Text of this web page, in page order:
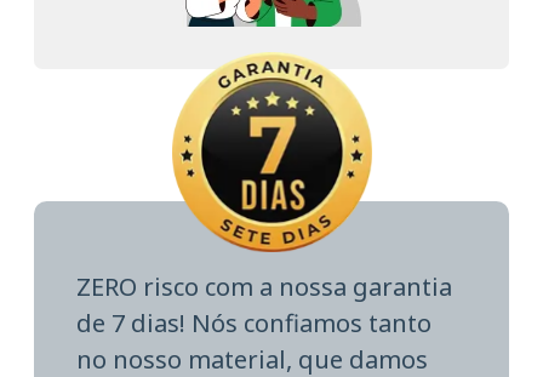
ZERO risco com a nossa garantia
de 7 dias! Nós confiamos tanto
no nosso material, que damos